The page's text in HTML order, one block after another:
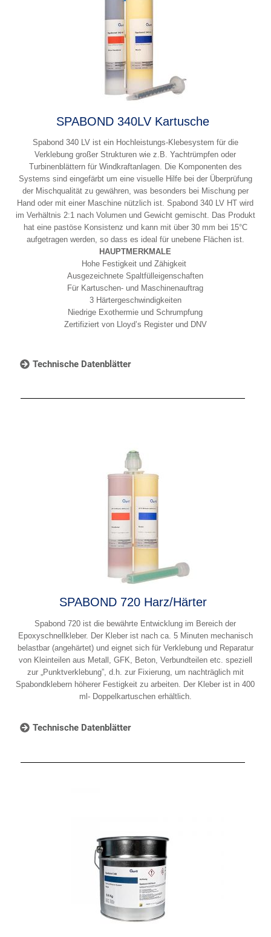
SPABOND 340LV Kartusche
Spabond 340 LV ist ein Hochleistungs-Klebesystem für die
Verklebung großer Strukturen wie z.B. Yachtrümpfen oder
Turbinenblättern für Windkraftanlagen. Die Komponenten des
Systems sind eingefärbt um eine visuelle Hilfe bei der Überprüfung
der Mischqualität zu gewähren, was besonders bei Mischung per
Hand oder mit einer Maschine nützlich ist. Spabond 340 LV HT wird
im Verhältnis 2:1 nach Volumen und Gewicht gemischt. Das Produkt
hat eine pastöse Konsistenz und kann mit über 30 mm bei 15°C
aufgetragen werden, so dass es ideal für unebene Flächen ist.
HAUPTMERKMALE
Hohe Festigkeit und Zähigkeit
Ausgezeichnete Spaltfülleigenschaften
Für Kartuschen- und Maschinenauftrag
3 Härtergeschwindigkeiten
Niedrige Exothermie und Schrumpfung
Zertifiziert von Lloyd’s Register und DNV
Technische Datenblätter
SPABOND 720 Harz/Härter
Spabond 720 ist die bewährte Entwicklung im Bereich der
Epoxyschnellkleber. Der Kleber ist nach ca. 5 Minuten mechanisch
belastbar (angehärtet) und eignet sich für Verklebung und Reparatur
von Kleinteilen aus Metall, GFK, Beton, Verbundteilen etc. speziell
zur „Punktverklebung”, d.h. zur Fixierung, um nachträglich mit
Spabondklebern höherer Festigkeit zu arbeiten. Der Kleber ist in 400
ml- Doppelkartuschen erhältlich.
Technische Datenblätter